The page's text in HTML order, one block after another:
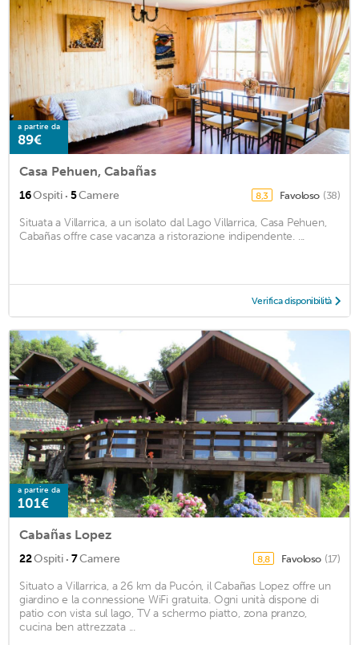
a partire da
89€
Casa Pehuen, Cabañas
16Ospiti · 5Camere 8,3 Favoloso (38)
Situata a Villarrica, a un isolato dal Lago Villarrica, Casa Pehuen,
Cabañas offre case vacanza a ristorazione indipendente. ...
Verifica disponibilità
a partire da
101€
Cabañas Lopez
22Ospiti · 7Camere 8,8 Favoloso (17)
Situato a Villarrica, a 26 km da Pucón, il Cabañas Lopez offre un
giardino e la connessione WiFi gratuita. Ogni unità dispone di
patio con vista sul lago, TV a schermo piatto, zona pranzo,
cucina ben attrezzata ...